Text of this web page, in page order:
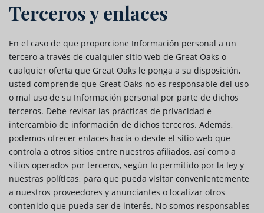
Terceros y enlaces
En el caso de que proporcione Información personal a un
tercero a través de cualquier sitio web de Great Oaks o
cualquier oferta que Great Oaks le ponga a su disposición,
usted comprende que Great Oaks no es responsable del uso
o mal uso de su Información personal por parte de dichos
terceros. Debe revisar las prácticas de privacidad e
intercambio de información de dichos terceros. Además,
podemos ofrecer enlaces hacia o desde el sitio web que
controla a otros sitios entre nuestros afiliados, así como a
sitios operados por terceros, según lo permitido por la ley y
nuestras políticas, para que pueda visitar convenientemente
a nuestros proveedores y anunciantes o localizar otros
contenido que pueda ser de interés. No somos responsables